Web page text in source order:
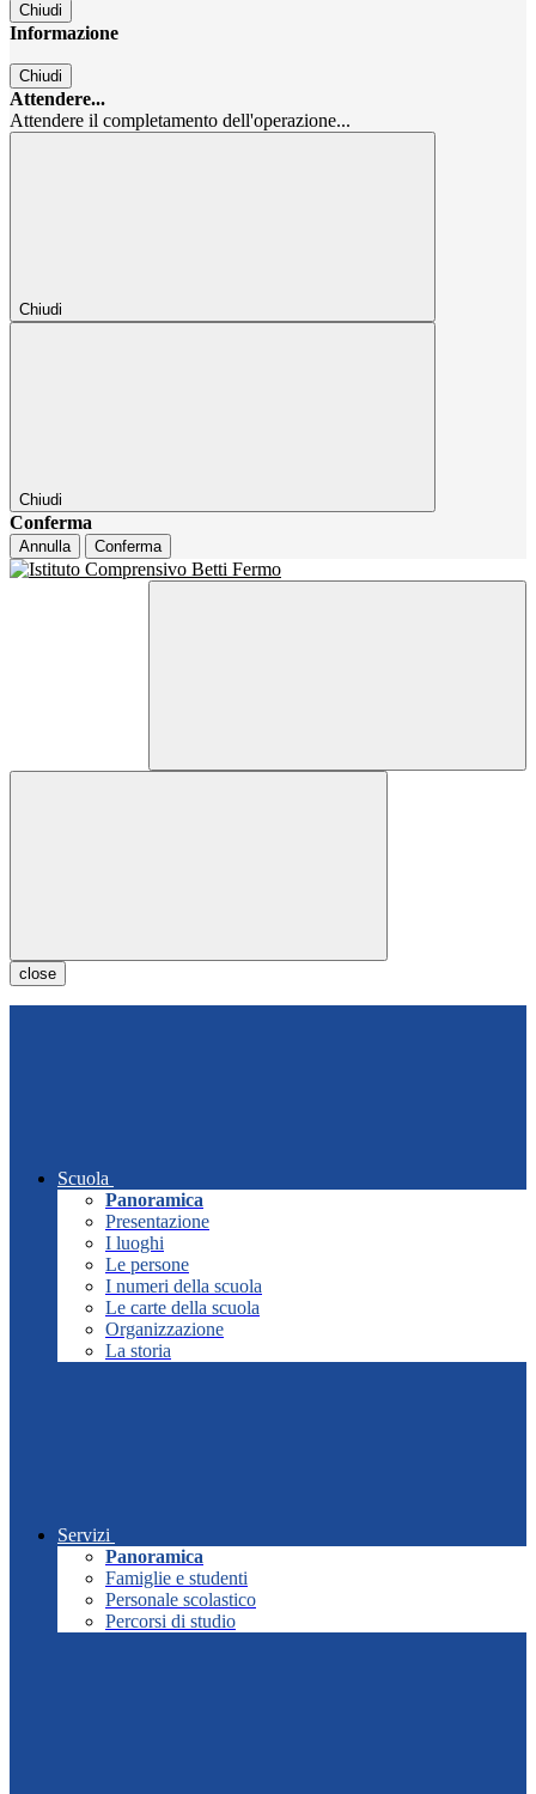
Chiudi
Informazione
Chiudi
Attendere...
Attendere il completamento dell'operazione...
Chiudi
Chiudi
Conferma
Annulla Conferma
close
Scuola
Panoramica
Presentazione
I luoghi
Le persone
I numeri della scuola
Le carte della scuola
Organizzazione
La storia
Servizi
Panoramica
Famiglie e studenti
Personale scolastico
Percorsi di studio